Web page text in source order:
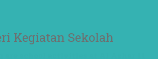
Kegiatan Sekolah